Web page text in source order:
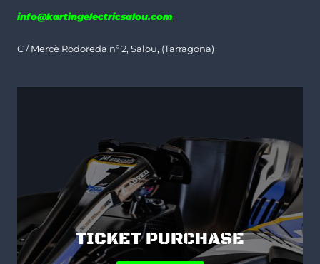
page
info@kartingelectricsalou.com
C / Mercè Rodoreda nº 2, Salou, (Tarragona)
TICKET PURCHASE